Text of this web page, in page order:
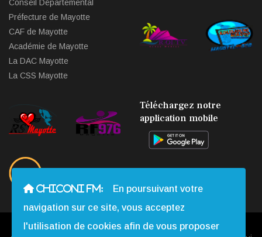
Conseil Départemental
Préfecture de Mayotte
CAF de Mayotte
Académie de Mayotte
La DAC Mayotte
La CSS Mayotte
Téléchargez notre
application mobile
CHICONI FM:
En poursuivant votre
navigation sur ce site, vous acceptez
l'utilisation de cookies afin de vous proposer